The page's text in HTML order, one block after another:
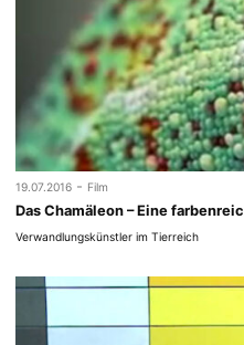
19.07.2016 - Film
Das Chamäleon – Eine
Verwandlungskünstler im Tierreich